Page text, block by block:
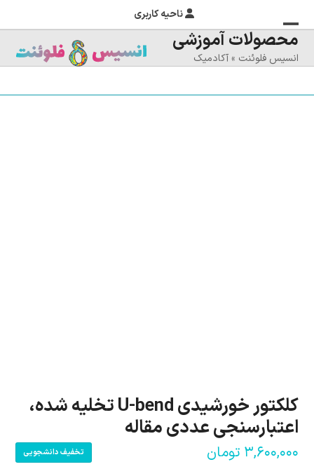
ناحیه کاربری
منوی
موبایل
بستن
منوی
محصولات آموزشی
انسیس فلوئنت »آکادمیک
کلکتور خورشیدی U-bend تخلیه شده،
اعتبارسنجی عددی مقاله
۳,۶۰۰,۰۰۰ تومان تخفیف دانشجویی